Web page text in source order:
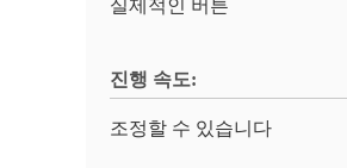
실제적인 버튼
진행 속도:
조정할 수 있습니다